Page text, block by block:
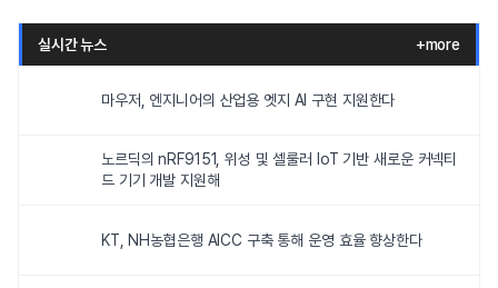
실시간 뉴스 +more
마우저, 엔지니어의 산업용 엣지 AI 구현 지원한다
노르딕의 nRF9151, 위성 및 셀룰러 IoT 기반 새로운 커넥티
드 기기 개발 지원해
KT, NH농협은행 AICC 구축 통해 운영 효율 향상한다